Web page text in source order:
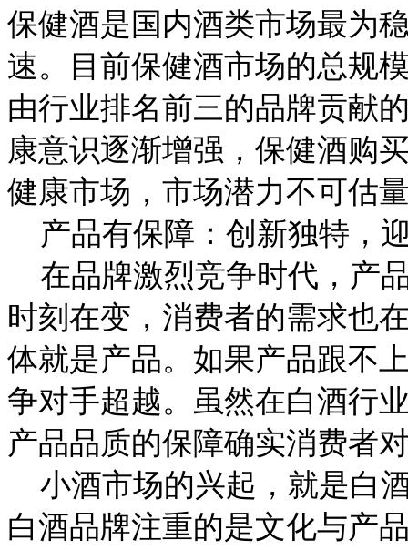
保健酒是国内酒类市场最为
速。目前保健酒市场的总规
由行业排名前三的品牌贡献
康意识逐渐增强，保健酒购
健康市场，市场潜力不可估
产品有保障：创新独特，
在品牌激烈竞争时代，产
时刻在变，消费者的需求也
体就是产品。如果产品跟不
争对手超越。虽然在白酒行
产品品质的保障确实消费者
小酒市场的兴起，就是白
白酒品牌注重的是文化与产